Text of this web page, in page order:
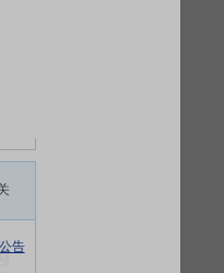
公告